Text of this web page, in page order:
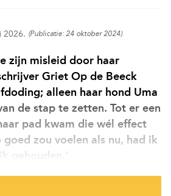
2026. (Publicatie: 24 oktober 2024)
zijn misleid door haar
Griet Op de Beeck
alleen haar hond Uma
de stap te zetten. Tot er een
pad kwam die wél effect
goed zou voelen als nu, had ik
gehouden.’